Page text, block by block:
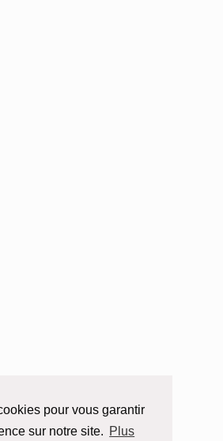
pour vous garantir
sur notre site. Plus